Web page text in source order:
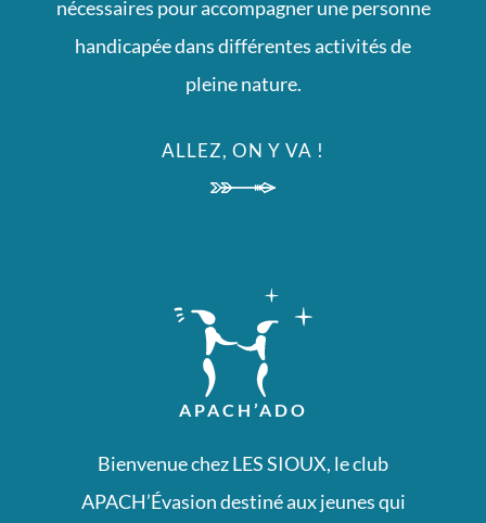
grand
collection
replicapam.ru
forum
development
nécessaires pour accompagner une personne
handicapée dans différentes activités de
pleine nature.
ALLEZ, ON Y VA !
APACH’ADO
Bienvenue chez LES SIOUX, le club
APACH’Évasion destiné aux jeunes qui